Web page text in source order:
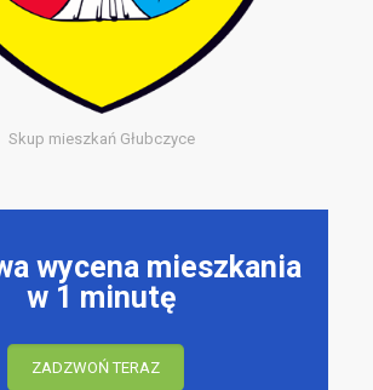
Skup mieszkań Głubczyce
wycena mieszkania
w 1 minutę
ZADZWOŃ TERAZ